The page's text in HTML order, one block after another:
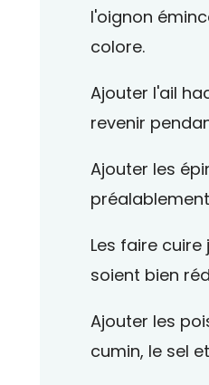
l'oignon
colore.
Ajouter l'ail
revenir
Ajouter les
Les faire cuire
soient bien
Ajouter les
cumin, le sel